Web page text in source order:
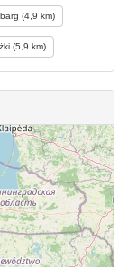
(4,9 km)
(5,9 km)